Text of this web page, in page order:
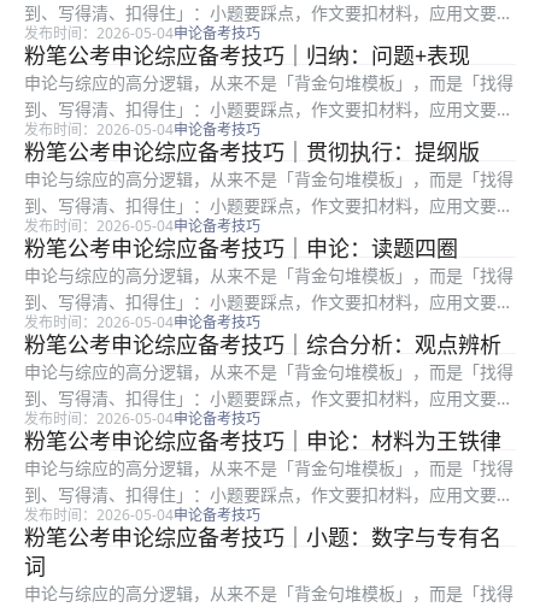
到、写得清、扣得住」：小题要踩点，作文要扣材料，应用文要顾
格式与对象。很多在职考生时间有限，更容易陷入「练了很多篇却
提分慢」：常见根因是要么通读材料浪费时间，要么要点合并过
度、要么书...
发布时间：2026-05-04申论备考技巧
粉笔公考申论综应备考技巧｜归纳：问题+表现
申论与综应的高分逻辑，从来不是「背金句堆模板」，而是「找得
到、写得清、扣得住」：小题要踩点，作文要扣材料，应用文要顾
格式与对象。很多在职考生时间有限，更容易陷入「练了很多篇却
提分慢」：常见根因是要么通读材料浪费时间，要么要点合并过
度、要么书...
发布时间：2026-05-04申论备考技巧
粉笔公考申论综应备考技巧｜贯彻执行：提纲版
申论与综应的高分逻辑，从来不是「背金句堆模板」，而是「找得
到、写得清、扣得住」：小题要踩点，作文要扣材料，应用文要顾
格式与对象。很多在职考生时间有限，更容易陷入「练了很多篇却
提分慢」：常见根因是要么通读材料浪费时间，要么要点合并过
度、要么书...
发布时间：2026-05-04申论备考技巧
粉笔公考申论综应备考技巧｜申论：读题四圈
申论与综应的高分逻辑，从来不是「背金句堆模板」，而是「找得
到、写得清、扣得住」：小题要踩点，作文要扣材料，应用文要顾
格式与对象。很多在职考生时间有限，更容易陷入「练了很多篇却
提分慢」：常见根因是要么通读材料浪费时间，要么要点合并过
度、要么书...
发布时间：2026-05-04申论备考技巧
粉笔公考申论综应备考技巧｜综合分析：观点辨析
申论与综应的高分逻辑，从来不是「背金句堆模板」，而是「找得
到、写得清、扣得住」：小题要踩点，作文要扣材料，应用文要顾
格式与对象。很多在职考生时间有限，更容易陷入「练了很多篇却
提分慢」：常见根因是要么通读材料浪费时间，要么要点合并过
度、要么书...
发布时间：2026-05-04申论备考技巧
粉笔公考申论综应备考技巧｜申论：材料为王铁律
申论与综应的高分逻辑，从来不是「背金句堆模板」，而是「找得
到、写得清、扣得住」：小题要踩点，作文要扣材料，应用文要顾
格式与对象。很多在职考生时间有限，更容易陷入「练了很多篇却
提分慢」：常见根因是要么通读材料浪费时间，要么要点合并过
度、要么书...
发布时间：2026-05-04申论备考技巧
粉笔公考申论综应备考技巧｜小题：数字与专有名
词
申论与综应的高分逻辑，从来不是「背金句堆模板」，而是「找得